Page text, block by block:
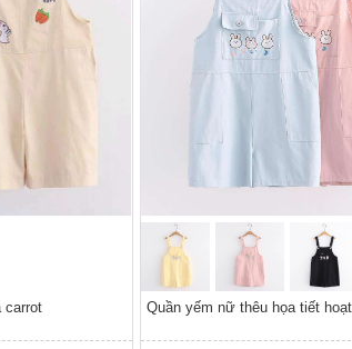
carrot Quần yếm nữ thêu họa tiết